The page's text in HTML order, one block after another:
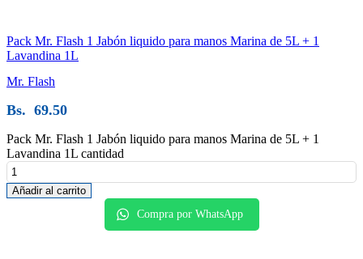
Pack Mr. Flash 1 Jabón liquido para manos Marina de 5L + 1
Lavandina 1L
Mr. Flash
Bs. 69.50
Pack Mr. Flash 1 Jabón liquido para manos Marina de 5L + 1
Lavandina 1L cantidad
Añadir al carrito
Compra por WhatsApp